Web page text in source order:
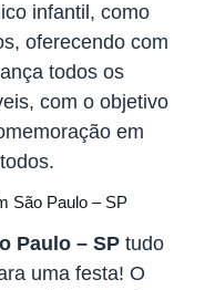
infantil, como
oferecendo com
todos os
com o objetivo
em
São Paulo – SP
Paulo – SP tudo
uma festa! O